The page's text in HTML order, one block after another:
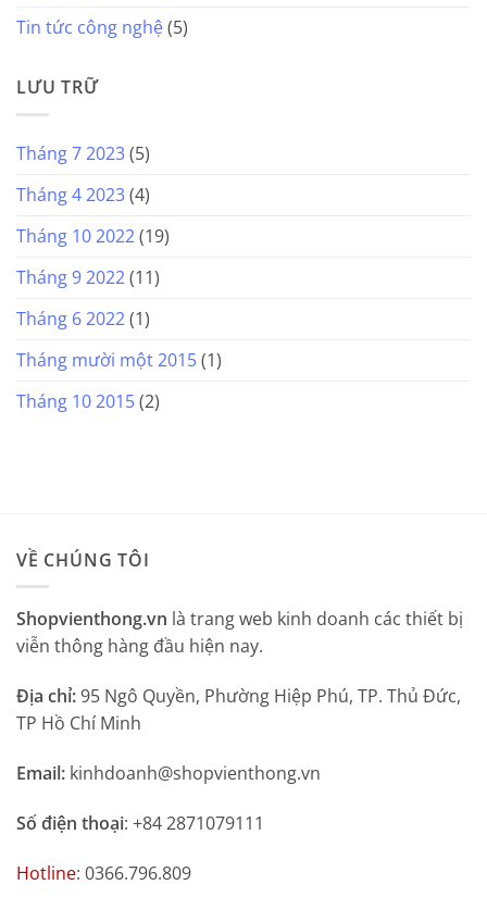
Tin tức công nghệ(5)
LƯU TRỮ
Tháng 7 2023(5)
Tháng 4 2023(4)
Tháng 10 2022(19)
Tháng 9 2022(11)
Tháng 6 2022(1)
Tháng mười một 2015(1)
Tháng 10 2015(2)
VỀ CHÚNG TÔI
Shopvienthong.vn là trang web kinh doanh các thiết bị
viễn thông hàng đầu hiện nay.
Địa chỉ:95 Ngô Quyền, Phường Hiệp Phú, TP. Thủ Đức,
TP Hồ Chí Minh
Email: kinhdoanh@shopvienthong.vn
Số điện thoại: +84 2871079111
Hotline: 0366.796.809